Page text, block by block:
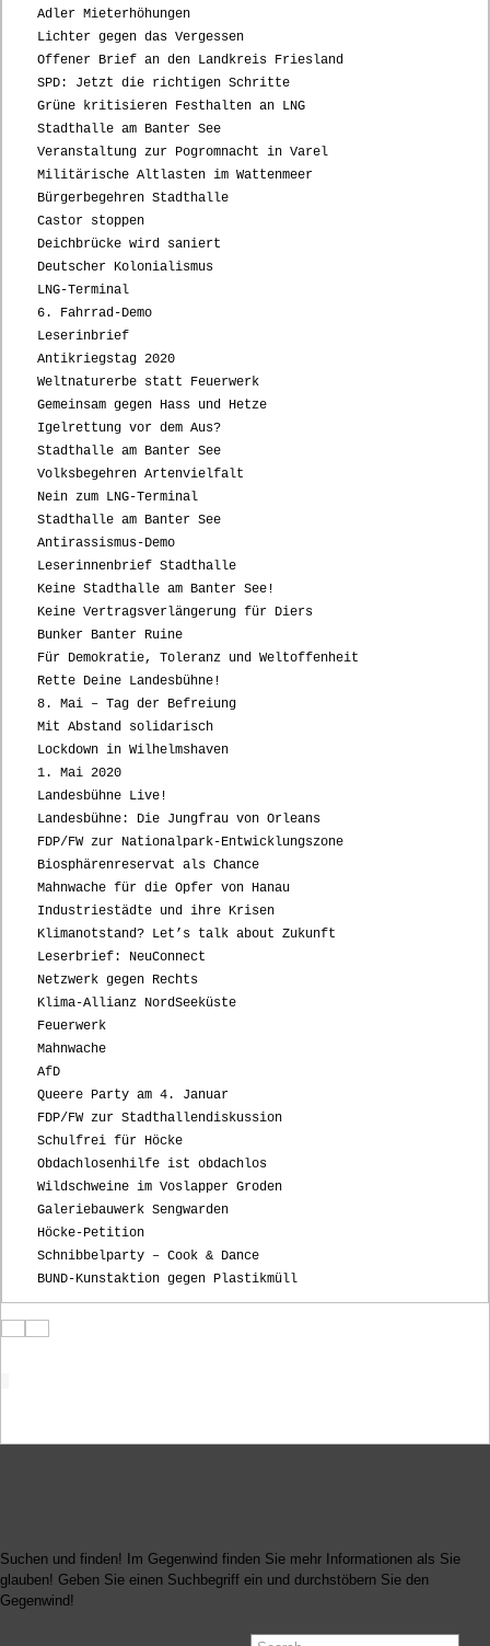
Adler Mieterhöhungen
Lichter gegen das Vergessen
Offener Brief an den Landkreis Friesland
SPD: Jetzt die richtigen Schritte
Grüne kritisieren Festhalten an LNG
Stadthalle am Banter See
Veranstaltung zur Pogromnacht in Varel
Militärische Altlasten im Wattenmeer
Bürgerbegehren Stadthalle
Castor stoppen
Deichbrücke wird saniert
Deutscher Kolonialismus
LNG-Terminal
6. Fahrrad-Demo
Leserinbrief
Antikriegstag 2020
Weltnaturerbe statt Feuerwerk
Gemeinsam gegen Hass und Hetze
Igelrettung vor dem Aus?
Stadthalle am Banter See
Volksbegehren Artenvielfalt
Nein zum LNG-Terminal
Stadthalle am Banter See
Antirassismus-Demo
Leserinnenbrief Stadthalle
Keine Stadthalle am Banter See!
Keine Vertragsverlängerung für Diers
Bunker Banter Ruine
Für Demokratie, Toleranz und Weltoffenheit
Rette Deine Landesbühne!
8. Mai – Tag der Befreiung
Mit Abstand solidarisch
Lockdown in Wilhelmshaven
1. Mai 2020
Landesbühne Live!
Landesbühne: Die Jungfrau von Orleans
FDP/FW zur Nationalpark-Entwicklungszone
Biosphärenreservat als Chance
Mahnwache für die Opfer von Hanau
Industriestädte und ihre Krisen
Klimanotstand? Let’s talk about Zukunft
Leserbrief: NeuConnect
Netzwerk gegen Rechts
Klima-Allianz NordSeeküste
Feuerwerk
Mahnwache
AfD
Queere Party am 4. Januar
FDP/FW zur Stadthallendiskussion
Schulfrei für Höcke
Obdachlosenhilfe ist obdachlos
Wildschweine im Voslapper Groden
Galeriebauwerk Sengwarden
Höcke-Petition
Schnibbelparty – Cook & Dance
BUND-Kunstaktion gegen Plastikmüll
Suchen und finden! Im Gegenwind finden Sie mehr Informationen als Sie
glauben! Geben Sie einen Suchbegriff ein und durchstöbern Sie den
Gegenwind!